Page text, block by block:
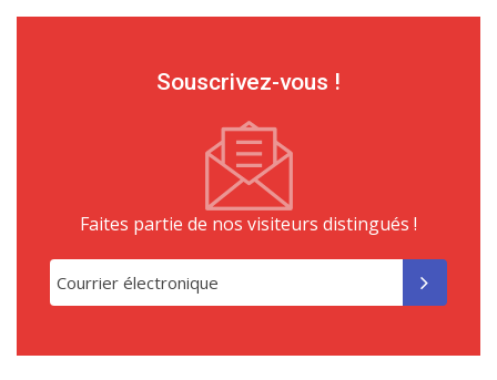
Souscrivez-vous !
Faites partie de nos visiteurs distingués !